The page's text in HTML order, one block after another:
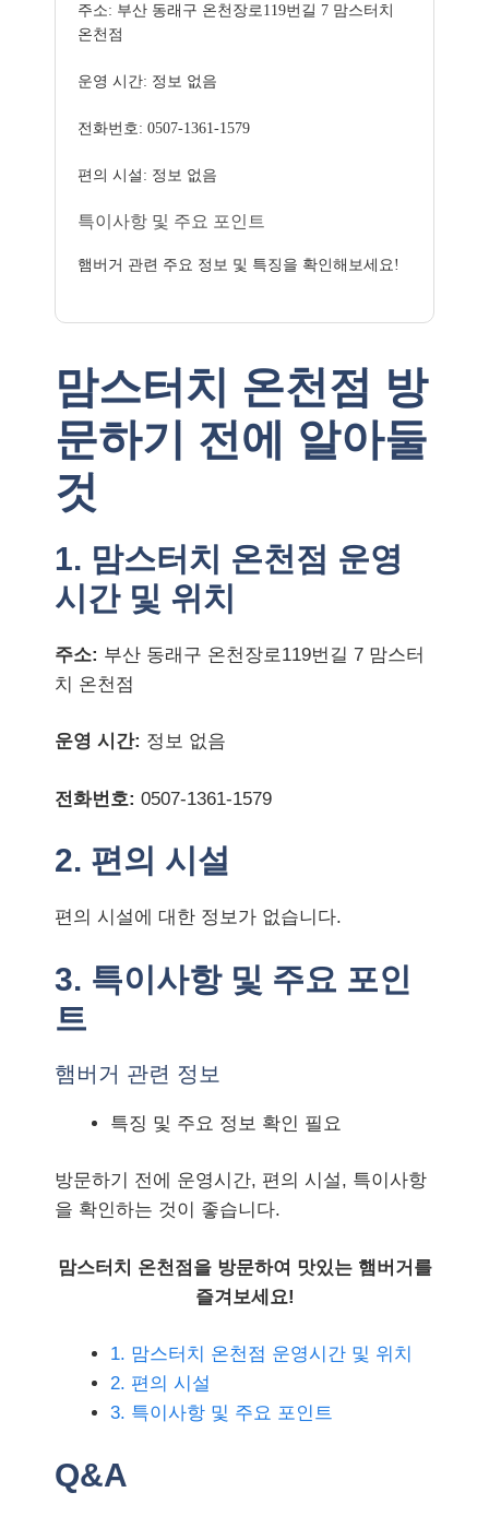
주소: 부산 동래구 온천장로119번길 7 맘스터치
온천점
운영 시간: 정보 없음
전화번호: 0507-1361-1579
편의 시설: 정보 없음
특이사항 및 주요 포인트
햄버거 관련 주요 정보 및 특징을 확인해보세요!
맘스터치 온천점 방
문하기 전에 알아둘
것
1. 맘스터치 온천점 운영
시간 및 위치
주소: 부산 동래구 온천장로119번길 7 맘스터
치 온천점
운영 시간: 정보 없음
전화번호: 0507-1361-1579
2. 편의 시설
편의 시설에 대한 정보가 없습니다.
3. 특이사항 및 주요 포인
트
햄버거 관련 정보
특징 및 주요 정보 확인 필요
방문하기 전에 운영시간, 편의 시설, 특이사항
을 확인하는 것이 좋습니다.
맘스터치 온천점을 방문하여 맛있는 햄버거를
즐겨보세요!
1. 맘스터치 온천점 운영시간 및 위치
2. 편의 시설
3. 특이사항 및 주요 포인트
Q&A